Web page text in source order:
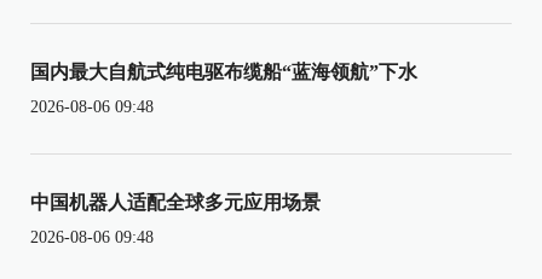
国内最大自航式纯电驱布缆船“蓝海领航”下水
2026-08-06 09:48
中国机器人适配全球多元应用场景
2026-08-06 09:48